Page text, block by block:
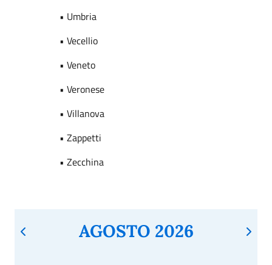
• Umbria
• Vecellio
• Veneto
• Veronese
• Villanova
• Zappetti
• Zecchina
AGOSTO 2026